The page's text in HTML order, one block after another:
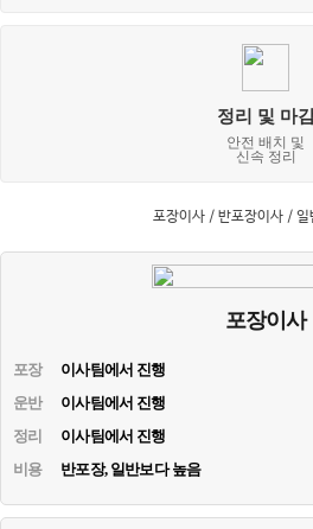
정리 및 마
안전 배치 및
신속 정리
포장이사 / 반포장이사 / 일
포장이사
포장
이사팀에서 진행
운반
이사팀에서 진행
정리
이사팀에서 진행
비용
반포장, 일반보다 높음